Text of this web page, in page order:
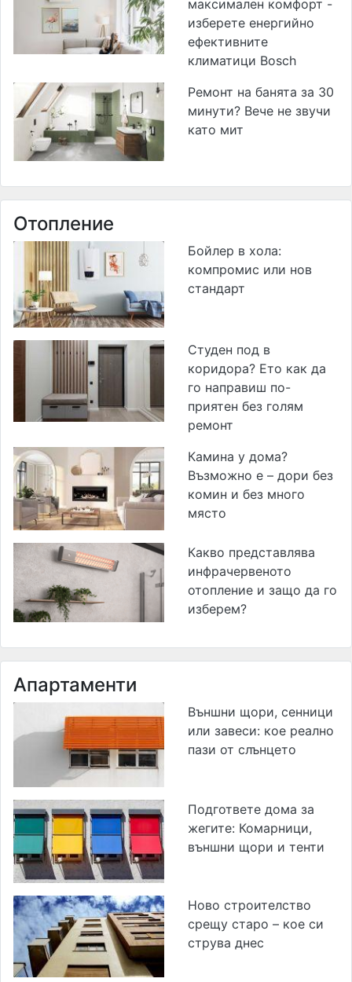
максимален комфорт -
изберете енергийно
ефективните
климатици Bosch
Ремонт на банята за 30
минути? Вече не звучи
като мит
Отопление
Бойлер в хола:
компромис или нов
стандарт
Студен под в
коридора? Ето как да
го направиш по-
приятен без голям
ремонт
Камина у дома?
Възможно е – дори без
комин и без много
място
Какво представлява
инфрачервеното
отопление и защо да го
изберем?
Апартаменти
Външни щори, сенници
или завеси: кое реално
пази от слънцето
Подгответе дома за
жегите: Комарници,
външни щори и тенти
Ново строителство
срещу старо – кое си
струва днес